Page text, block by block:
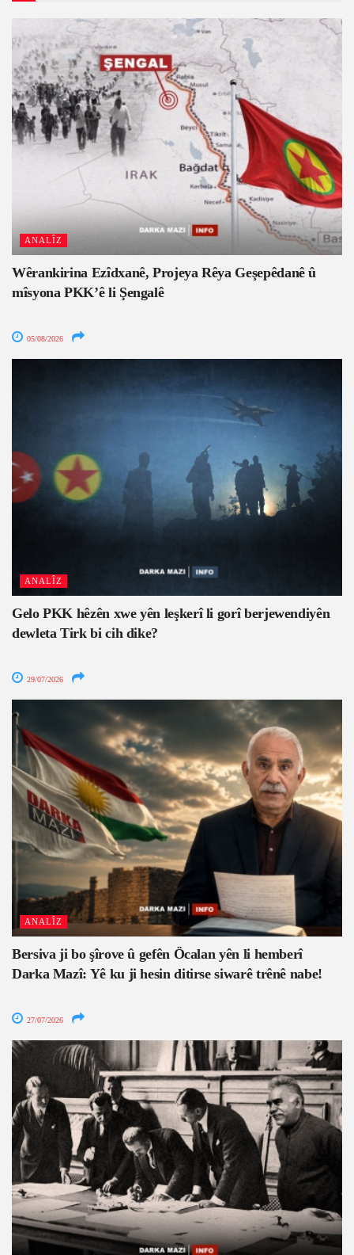
ANALÎZ
Wêrankirina Ezîdxanê, Projeya Rêya Geşepêdanê û
mîsyona PKK’ê li Şengalê
05/08/2026
ANALÎZ
Gelo PKK hêzên xwe yên leşkerî li gorî berjewendiyên
dewleta Tirk bi cih dike?
29/07/2026
ANALÎZ
Bersiva ji bo şîrove û gefên Öcalan yên li hemberî
Darka Mazî: Yê ku ji hesin ditirse siwarê trênê nabe!
27/07/2026